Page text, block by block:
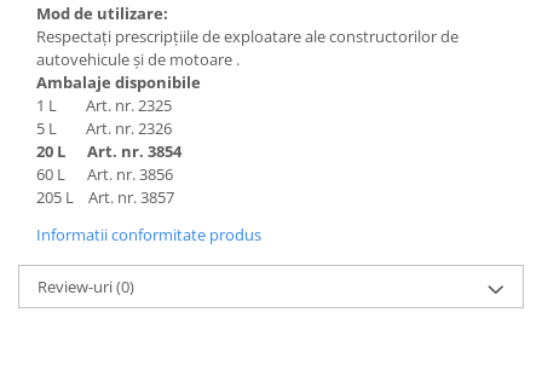
Mod de utilizare:
Respectaţi prescripţiile de exploatare ale constructorilor de
autovehicule şi de motoare .
Ambalaje disponibile
1 L Art. nr. 2325
5 L Art. nr. 2326
20 L Art. nr. 3854
60 L Art. nr. 3856
205 L Art. nr. 3857
Informatii conformitate produs
Review-uri(0)